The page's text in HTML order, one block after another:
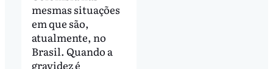
mesmas situações
em que são,
atualmente, no
Brasil. Quando a
gravidez é